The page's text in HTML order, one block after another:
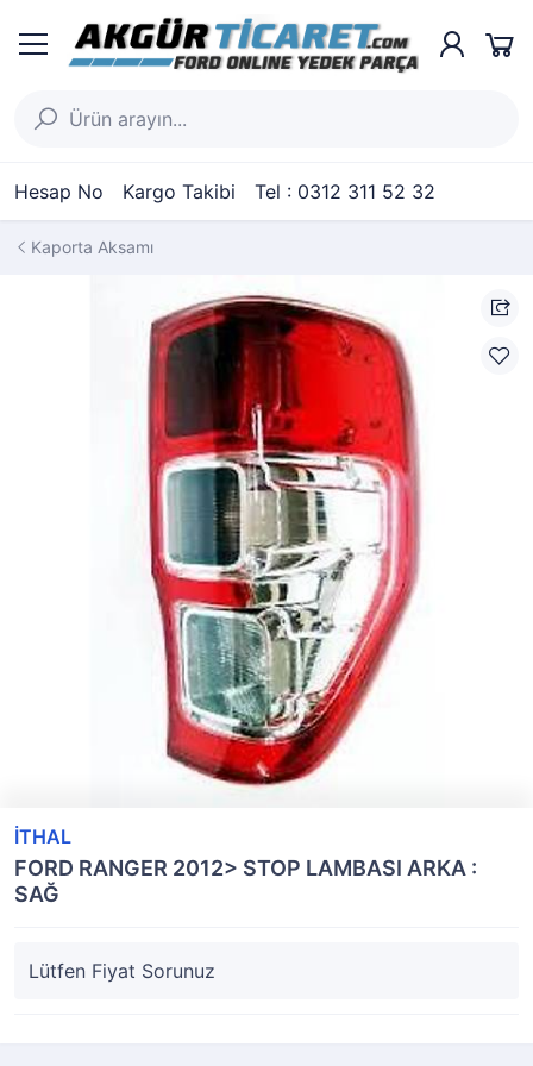
Hesap No Kargo Takibi Tel : 0312 311 52 32
Kaporta Aksamı
İTHAL
FORD RANGER 2012> STOP LAMBASI ARKA :
SAĞ
Lütfen Fiyat Sorunuz